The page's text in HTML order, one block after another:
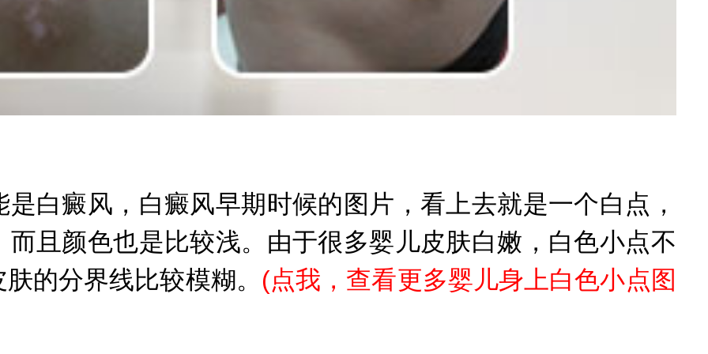
癜风，白癜风早期时候的图片，看上去就是一个白点，
且颜色也是比较浅。由于很多婴儿皮肤白嫩，白色小点不
的分界线比较模糊。 (点我，查看更多婴儿身上白色小点图